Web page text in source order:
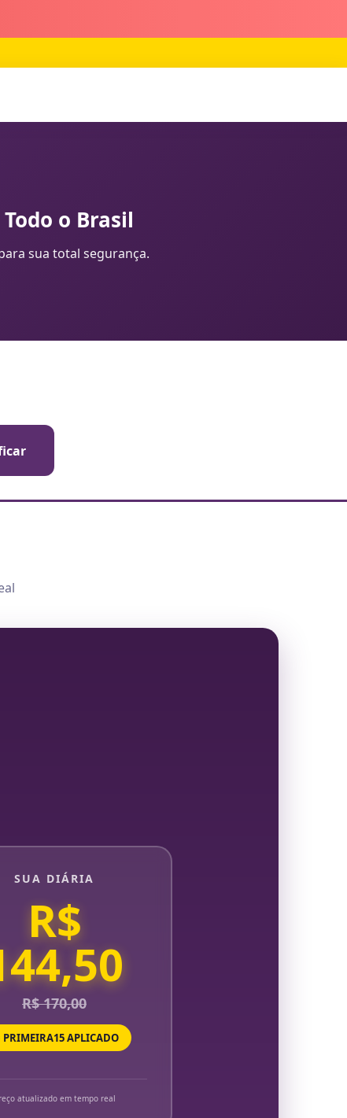
o Brasil
sua total segurança.
SUA DIÁRIA
R$
R$ 170,00
PRIMEIRA15 APLICADO
atualizado em tempo real